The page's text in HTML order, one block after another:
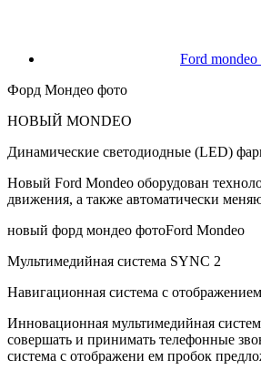
Ford
Форд Мондео фото
НОВЫЙ MONDEO
Динамические светодиодные (LED)
Новый Ford Mondeo оборудован
движения, а также автоматически
новый форд мондео фотоFord Mondeo
Мультимедийная система SYNC 2
Навигационная система с
Инновационная мультимедийная
совершать и принимать телефонные
система с отображени ем пробок